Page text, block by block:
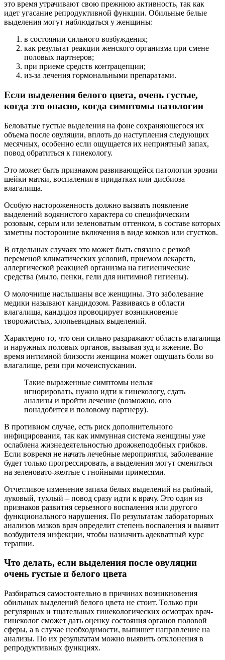
это время утрачивают свою прежнюю активность, так как
идет угасание репродуктивной функции. Обильные белые
выделения могут наблюдаться у женщины:
в состоянии сильного возбуждения;
как результат реакции женского организма при смене
половых партнеров;
при приеме средств контрацепции;
из-за лечения гормональными препаратами.
Если выделения белого цвета, очень густые,
когда это опасно, когда симптомы патологии
Беловатые густые выделения на фоне сохраняющегося их
объема после овуляции, вплоть до наступления следующих
месячных, особенно если ощущается их неприятный запах,
повод обратиться к гинекологу.
Это может быть признаком развивающейся патологии эрозии
шейки матки, воспаления в придатках или дисбиоза
влагалища.
Особую настороженность должно вызвать появление
выделений водянистого характера со специфическим
розовым, серым или зеленоватым оттенком, в составе которых
заметны посторонние включения в виде комков или сгустков.
В отдельных случаях это может быть связано с резкой
переменой климатических условий, приемом лекарств,
аллергической реакцией организма на гигиенические
средства (мыло, пенки, гели для интимной гигиены).
О молочнице наслышаны все женщины. Это заболевание
медики называют кандидозом. Развиваясь в области
влагалища, кандидоз провоцирует возникновение
творожистых, хлопьевидных выделений.
Характерно то, что они сильно раздражают область влагалища
и наружных половых органов, вызывая зуд и жжение. Во
время интимной близости женщина может ощущать боли во
влагалище, рези при мочеиспускании.
Такие выраженные симптомы нельзя
игнорировать, нужно идти к гинекологу, сдать
анализы и пройти лечение (возможно, оно
понадобится и половому партнеру).
В противном случае, есть риск дополнительного
инфицирования, так как иммунная система женщины уже
ослаблена жизнедеятельностью дрожжеподобных грибков.
Если вовремя не начать лечебные мероприятия, заболевание
будет только прогрессировать, а выделения могут смениться
на зеленовато-желтые с гнойными примесями.
Отчетливое изменение запаха белых выделений на рыбный,
луковый, тухлый – повод сразу идти к врачу. Это один из
признаков развития серьезного воспаления или другого
функционального нарушения. По результатам лабораторных
анализов мазков врач определит степень воспаления и выявит
возбудителя инфекции, чтобы назначить адекватный курс
терапии.
Что делать, если выделения после овуляции
очень густые и белого цвета
Разбираться самостоятельно в причинах возникновения
обильных выделений белого цвета не стоит. Только при
регулярных и тщательных гинекологических осмотрах врач-
гинеколог сможет дать оценку состояния органов половой
сферы, а в случае необходимости, выпишет направление на
анализы. По их результатам можно выявить отклонения в
репродуктивных функциях.